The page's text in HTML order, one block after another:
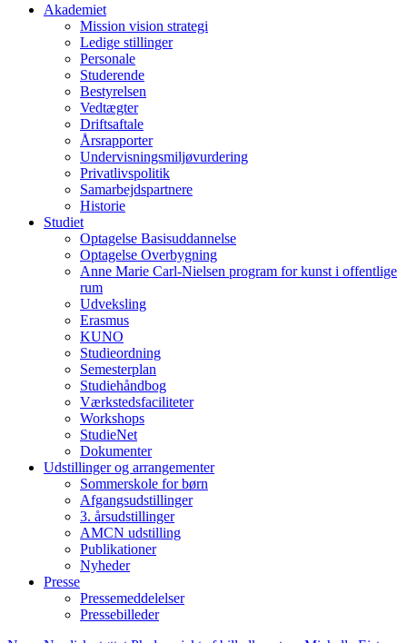
Akademiet
Mission vision strategi
Ledige stillinger
Personale
Studerende
Bestyrelsen
Vedtægter
Driftsaftale
Årsrapporter
Undervisningsmiljøvurdering
Privatlivspolitik
Samarbejdspartnere
Historie
Studiet
Optagelse Basisuddannelse
Optagelse Overbygning
Anne Marie Carl-Nielsen program for kunst i offentlige
rum
Udveksling
Erasmus
KUNO
Studieordning
Semesterplan
Studiehåndbog
Værkstedsfaciliteter
Workshops
StudieNet
Dokumenter
Udstillinger og arrangementer
Sommerskole for børn
Afgangsudstillinger
3. årsudstillinger
AMCN udstilling
Publikationer
Nyheder
Presse
Pressemeddelelser
Pressebilleder